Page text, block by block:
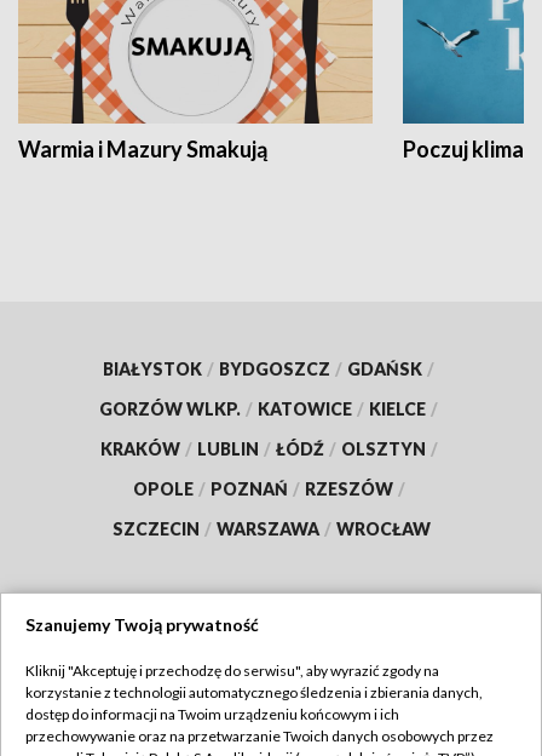
Warmia i Mazury Smakują Poczuj klimat
BIAŁYSTOK / BYDGOSZCZ / GDAŃSK /
GORZÓW WLKP. / KATOWICE / KIELCE /
KRAKÓW / LUBLIN / ŁÓDŹ / OLSZTYN /
OPOLE / POZNAŃ / RZESZÓW /
SZCZECIN / WARSZAWA / WROCŁAW
TVP
Abonament TVP
Regulamin TVP
Szanujemy Twoją prywatność
Kliknij "Akceptuję i przechodzę do serwisu", aby wyrazić zgody na
korzystanie z technologii automatycznego śledzenia i zbierania danych,
dostęp do informacji na Twoim urządzeniu końcowym i ich
przechowywanie oraz na przetwarzanie Twoich danych osobowych przez